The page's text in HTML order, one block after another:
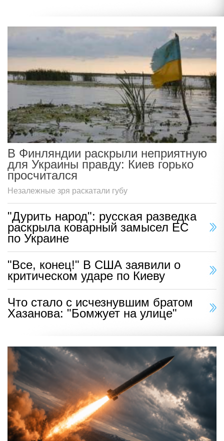
В Финляндии раскрыли неприятную
для Украины правду: Киев горько
просчитался
Незалежные зря раскатали губу
"Дурить народ": русская разведка
раскрыла коварный замысел ЕС
по Украине
"Все, конец!" В США заявили о
критическом ударе по Киеву
Что стало с исчезнувшим братом
Хазанова: "Бомжует на улице"